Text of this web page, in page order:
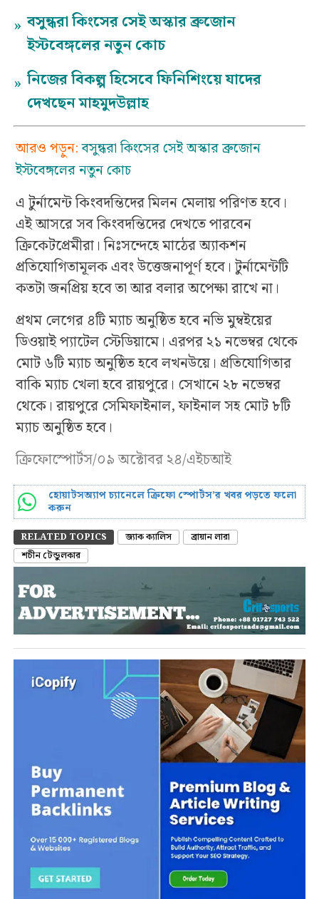
» বসুন্ধরা কিংসের সেই অস্কার ব্রুজোন
ইস্টবেঙ্গলের নতুন কোচ
» নিজের বিকল্প হিসেবে ফিনিশিংয়ে যাদের
দেখছেন মাহমুদউল্লাহ
আরও পড়ুন:বসুন্ধরা কিংসের সেই অস্কার ব্রুজোন
ইস্টবেঙ্গলের নতুন কোচ
এ টুর্নামেন্ট কিংবদন্তিদের মিলন মেলায় পরিণত হবে।
এই আসরে সব কিংবদন্তিদের দেখতে পারবেন
ক্রিকেটপ্রেমীরা। নিঃসন্দেহে মাঠের অ্যাকশন
প্রতিযোগিতামূলক এবং উত্তেজনাপূর্ণ হবে। টুর্নামেন্টটি
কতটা জনপ্রিয় হবে তা আর বলার অপেক্ষা রাখে না।
প্রথম লেগের ৪টি ম্যাচ অনুষ্ঠিত হবে নভি মুম্বইয়ের
ডিওয়াই প্যাটেল স্টেডিয়ামে। এরপর ২১ নভেম্বর থেকে
মোট ৬টি ম্যাচ অনুষ্ঠিত হবে লখনউয়ে। প্রতিযোগিতার
বাকি ম্যাচ খেলা হবে রায়পুরে। সেখানে ২৮ নভেম্বর
থেকে। রায়পুরে সেমিফাইনাল, ফাইনাল সহ মোট ৮টি
ম্যাচ অনুষ্ঠিত হবে।
ক্রিফোস্পোর্টস/০৯ অক্টোবর ২৪/এইচআই
হোয়াটসঅ্যাপ চ্যানেলে ক্রিফো স্পোর্টস’র খবর পড়তে ফলো
করুন
RELATED TOPICS জ্যাক ক্যালিস
ব্রায়ান লারা
শচীন টেন্ডুলকার